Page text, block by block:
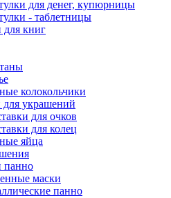
для денег, купюрницы
- таблетницы
для книг
колокольчики
для украшений
для очков
для колец
яйца
панно
маски
панно